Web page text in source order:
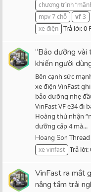
chương trình
mpv 7 chỗ
vf3
xe điện Trả lời: 0
“Bảo dưỡng vài
khiến người
Bên cạnh sức
xe điện VinFast
bảo dưỡng nhẹ
VinFast VF e34 đi
Hoàng thú nhận
dưỡng cấp 4 mà...
Hoang Son Thread
xe vinfast Trả lời:
VinFast ra mắt
nâng tầm trải